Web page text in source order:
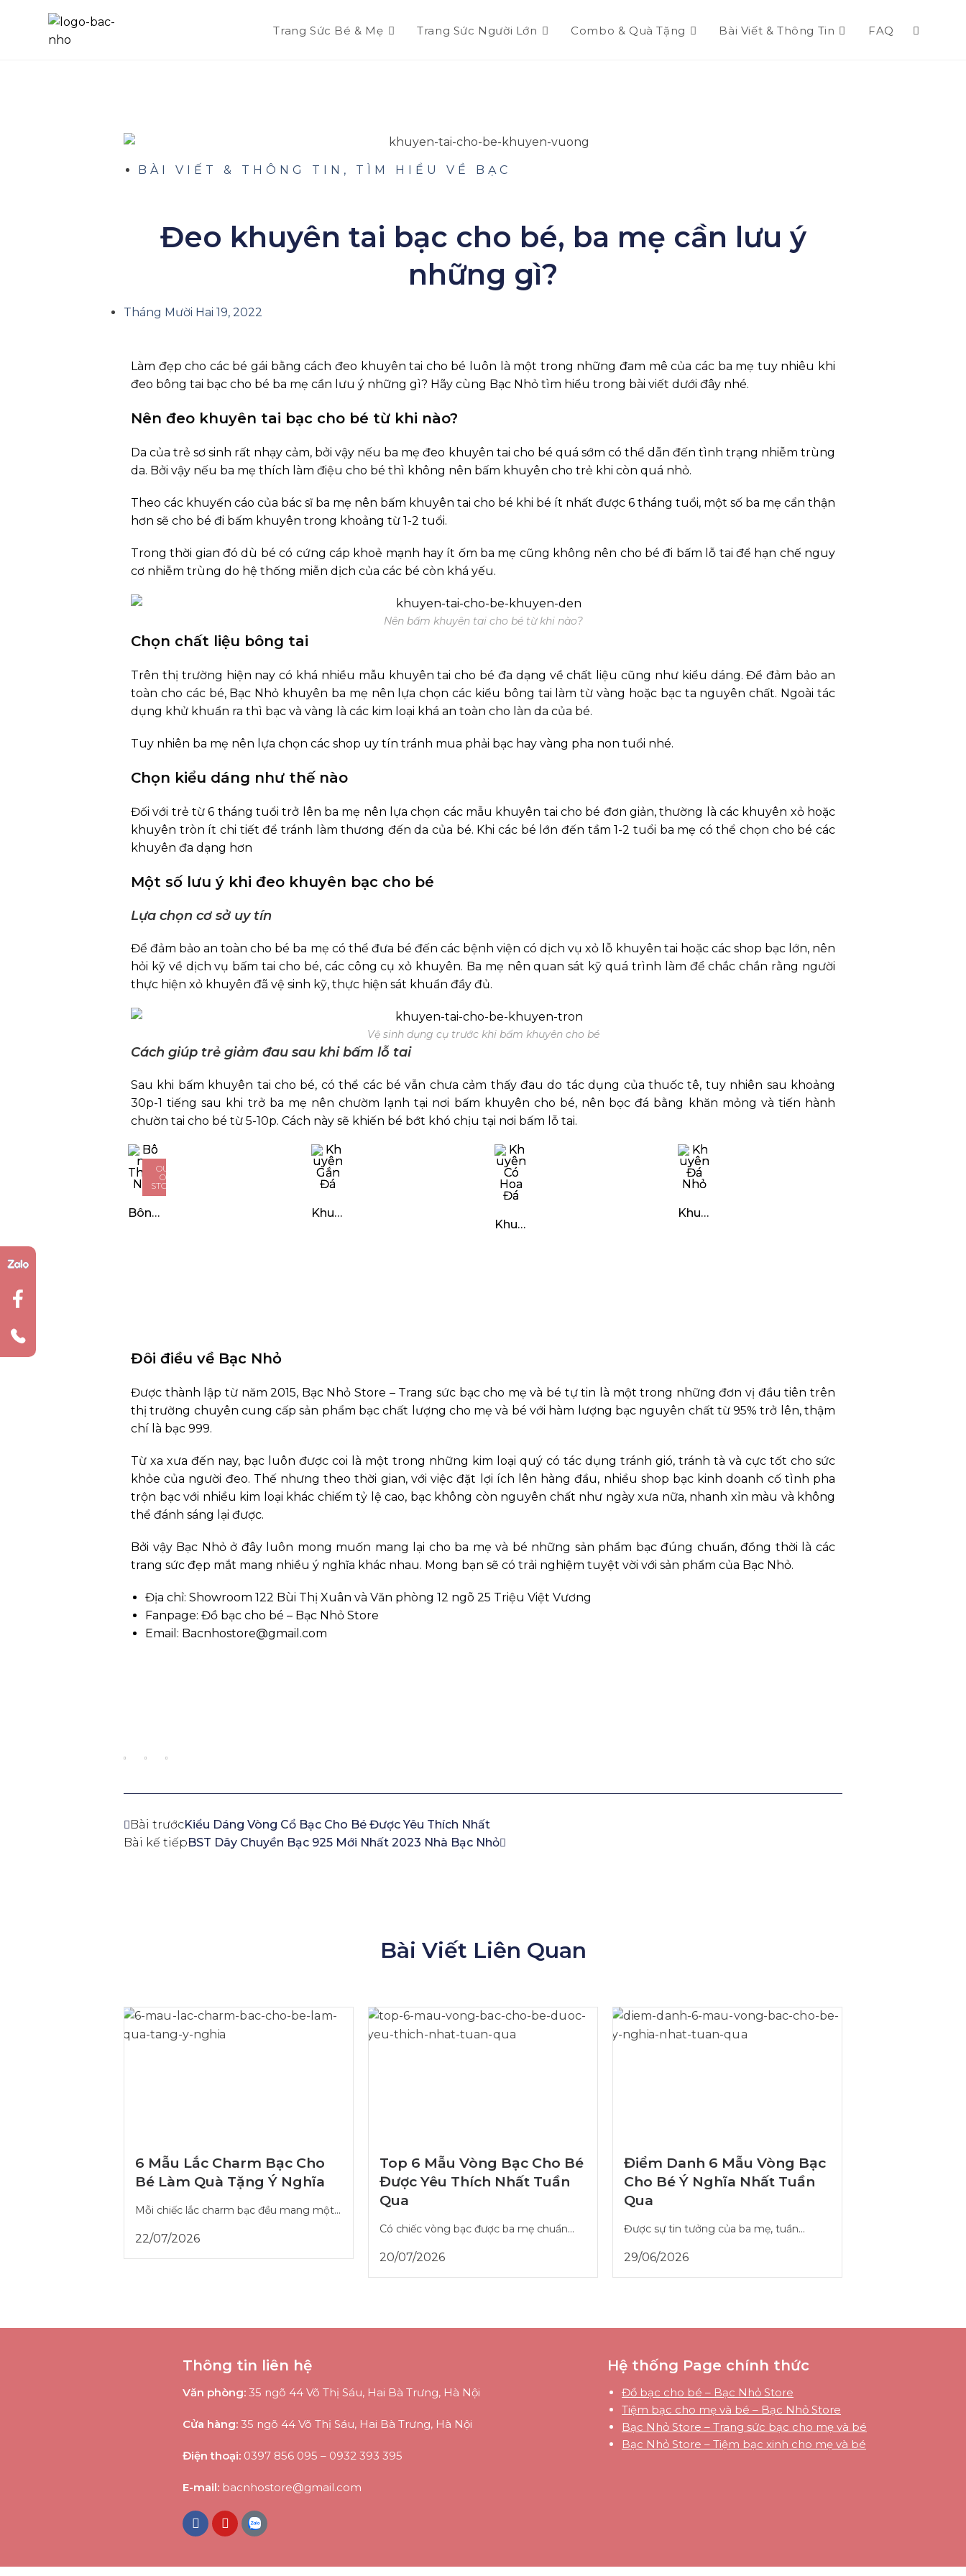
Trang Sức Bé & Mẹ Trang Sức Người Lớn Combo & Quà Tặng Bài Viết & Thông Tin FAQ
BÀI VIẾT & THÔNG TIN , TÌM HIỂU VỀ BẠC
Đeo khuyên tai bạc cho bé, ba mẹ cần lưu ý
những gì?
Tháng Mười Hai 19, 2022
Làm đẹp cho các bé gái bằng cách đeo khuyên tai cho bé luôn là một trong những đam mê của các ba mẹ tuy nhiêu khi
đeo bông tai bạc cho bé ba mẹ cần lưu ý những gì? Hãy cùng Bạc Nhỏ tìm hiểu trong bài viết dưới đây nhé.
Nên đeo khuyên tai bạc cho bé từ khi nào?
Da của trẻ sơ sinh rất nhạy cảm, bởi vậy nếu ba mẹ đeo khuyên tai cho bé quá sớm có thể dẫn đến tình trạng nhiễm trùng
da. Bởi vậy nếu ba mẹ thích làm điệu cho bé thì không nên bấm khuyên cho trẻ khi còn quá nhỏ.
Theo các khuyến cáo của bác sĩ ba mẹ nên bấm khuyên tai cho bé khi bé ít nhất được 6 tháng tuổi, một số ba mẹ cẩn thận
hơn sẽ cho bé đi bấm khuyên trong khoảng từ 1-2 tuổi.
Trong thời gian đó dù bé có cứng cáp khoẻ mạnh hay ít ốm ba mẹ cũng không nên cho bé đi bấm lỗ tai để hạn chế nguy
cơ nhiễm trùng do hệ thống miễn dịch của các bé còn khá yếu.
Nên bấm khuyên tai cho bé từ khi nào?
Chọn chất liệu bông tai
Trên thị trường hiện nay có khá nhiều mẫu khuyên tai cho bé đa dạng về chất liệu cũng như kiểu dáng. Để đảm bảo an
toàn cho các bé, Bạc Nhỏ khuyên ba mẹ nên lựa chọn các kiểu bông tai làm từ vàng hoặc bạc ta nguyên chất. Ngoài tác
dụng khử khuẩn ra thì bạc và vàng là các kim loại khá an toàn cho làn da của bé.
Tuy nhiên ba mẹ nên lựa chọn các shop uy tín tránh mua phải bạc hay vàng pha non tuổi nhé.
Chọn kiểu dáng như thế nào
Đối với trẻ từ 6 tháng tuổi trở lên ba mẹ nên lựa chọn các mẫu khuyên tai cho bé đơn giản, thường là các khuyên xỏ hoặc
khuyên tròn ít chi tiết để tránh làm thương đến da của bé. Khi các bé lớn đến tầm 1-2 tuổi ba mẹ có thể chọn cho bé các
khuyên đa dạng hơn
Một số lưu ý khi đeo khuyên bạc cho bé
Lựa chọn cơ sở uy tín
Để đảm bảo an toàn cho bé ba mẹ có thể đưa bé đến các bệnh viện có dịch vụ xỏ lỗ khuyên tai hoặc các shop bạc lớn, nên
hỏi kỹ về dịch vụ bấm tai cho bé, các công cụ xỏ khuyên. Ba mẹ nên quan sát kỹ quá trình làm để chắc chắn rằng người
thực hiện xỏ khuyên đã vệ sinh kỹ, thực hiện sát khuẩn đầy đủ.
Vệ sinh dụng cụ trước khi bấm khuyên cho bé
Cách giúp trẻ giảm đau sau khi bấm lỗ tai
Sau khi bấm khuyên tai cho bé, có thể các bé vẫn chưa cảm thấy đau do tác dụng của thuốc tê, tuy nhiên sau khoảng
30p-1 tiếng sau khi trở ba mẹ nên chườm lạnh tại nơi bấm khuyên cho bé, nên bọc đá bằng khăn mỏng và tiến hành
chườn tai cho bé từ 5-10p. Cách này sẽ khiến bé bớt khó chịu tại nơi bấm lỗ tai.
OUT
OF
STOCK
Bông Thiên Nga
Khuyên Gắn Đá
Khuyên Có Hoa Đá
Khuyên Đá Nhỏ
Đôi điều về Bạc Nhỏ
Được thành lập từ năm 2015, Bạc Nhỏ Store – Trang sức bạc cho mẹ và bé tự tin là một trong những đơn vị đầu tiên trên
thị trường chuyên cung cấp sản phẩm bạc chất lượng cho mẹ và bé với hàm lượng bạc nguyên chất từ 95% trở lên, thậm
chí là bạc 999.
Từ xa xưa đến nay, bạc luôn được coi là một trong những kim loại quý có tác dụng tránh gió, tránh tà và cực tốt cho sức
khỏe của người đeo. Thế nhưng theo thời gian, với việc đặt lợi ích lên hàng đầu, nhiều shop bạc kinh doanh cố tình pha
trộn bạc với nhiều kim loại khác chiếm tỷ lệ cao, bạc không còn nguyên chất như ngày xưa nữa, nhanh xỉn màu và không
thể đánh sáng lại được.
Bởi vậy Bạc Nhỏ ở đây luôn mong muốn mang lại cho ba mẹ và bé những sản phẩm bạc đúng chuẩn, đồng thời là các
trang sức đẹp mắt mang nhiều ý nghĩa khác nhau. Mong bạn sẽ có trải nghiệm tuyệt vời với sản phẩm của Bạc Nhỏ.
Địa chỉ: Showroom 122 Bùi Thị Xuân và Văn phòng 12 ngõ 25 Triệu Việt Vương
Fanpage: Đồ bạc cho bé – Bạc Nhỏ Store
Email: Bacnhostore@gmail.com
Bài trướcKiểu Dáng Vòng Cổ Bạc Cho Bé Được Yêu Thích Nhất
Bài kế tiếp BST Dây Chuyền Bạc 925 Mới Nhất 2023 Nhà Bạc Nhỏ
Bài Viết Liên Quan
6 Mẫu Lắc Charm Bạc Cho
Bé Làm Quà Tặng Ý Nghĩa
Mỗi chiếc lắc charm bạc đều mang một...
22/07/2026
Top 6 Mẫu Vòng Bạc Cho Bé
Được Yêu Thích Nhất Tuần
Qua
Có chiếc vòng bạc được ba mẹ chuẩn...
20/07/2026
Điểm Danh 6 Mẫu Vòng Bạc
Cho Bé Ý Nghĩa Nhất Tuần
Qua
Được sự tin tưởng của ba mẹ, tuần...
29/06/2026
Thông tin liên hệ
Văn phòng:35 ngõ 44 Võ Thị Sáu, Hai Bà Trưng, Hà Nội
Cửa hàng:35 ngõ 44 Võ Thị Sáu, Hai Bà Trưng, Hà Nội
Điện thoại: 0397 856 095 – 0932 393 395
E-mail: bacnhostore@gmail.com
Hệ thống Page chính thức
Đồ bạc cho bé – Bạc Nhỏ Store
Tiệm bạc cho mẹ và bé – Bạc Nhỏ Store
Bạc Nhỏ Store – Trang sức bạc cho mẹ và bé
Bạc Nhỏ Store – Tiệm bạc xinh cho mẹ và bé